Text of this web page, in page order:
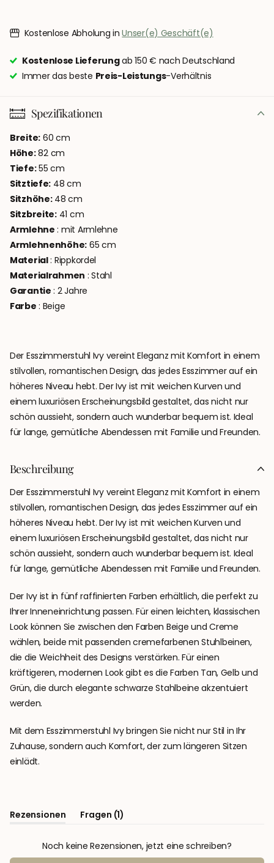
Kostenlose Abholung inUnser(e) Geschäft(e)
Kostenlose Lieferungab 150 € nach Deutschland
Immer das beste Preis-Leistungs-Verhältnis
Spezifikationen
Breite: 60 cm
Höhe:82 cm
Tiefe:55cm
Sitztiefe: 48cm
Sitzhöhe: 48cm
Sitzbreite: 41 cm
Armlehne : mit Armlehne
Armlehnenhöhe: 65 cm
Material: Rippkordel
Materialrahmen : Stahl
Garantie : 2 Jahre
Farbe : Beige
Der Esszimmerstuhl Ivy vereint Eleganz mit Komfort in einem
stilvollen, romantischen Design, das jedes Esszimmer auf ein
höheres Niveau hebt. Der Ivy ist mit weichen Kurven und
einem luxuriösen Erscheinungsbild gestaltet, das nicht nur
schön aussieht, sondern auch wunderbar bequem ist. Ideal
für lange, gemütliche Abendessen mit Familie und Freunden.
Beschreibung
Der Esszimmerstuhl Ivy vereint Eleganz mit Komfort in einem
stilvollen, romantischen Design, das jedes Esszimmer auf ein
höheres Niveau hebt. Der Ivy ist mit weichen Kurven und
einem luxuriösen Erscheinungsbild gestaltet, das nicht nur
schön aussieht, sondern auch wunderbar bequem ist. Ideal
für lange, gemütliche Abendessen mit Familie und Freunden.
Der Ivy ist in fünf raffinierten Farben erhältlich, die perfekt zu
Ihrer Inneneinrichtung passen. Für einen leichten, klassischen
Look können Sie zwischen den Farben Beige und Creme
wählen, beide mit passenden cremefarbenen Stuhlbeinen,
die die Weichheit des Designs verstärken. Für einen
kräftigeren, modernen Look gibt es die Farben Tan, Gelb und
Grün, die durch elegante schwarze Stahlbeine akzentuiert
werden.
Mit dem Esszimmerstuhl Ivy bringen Sie nicht nur Stil in Ihr
Zuhause, sondern auch Komfort, der zum längeren Sitzen
einlädt.
Rezensionen Fragen 1
Noch keine Rezensionen, jetzt eine schreiben?